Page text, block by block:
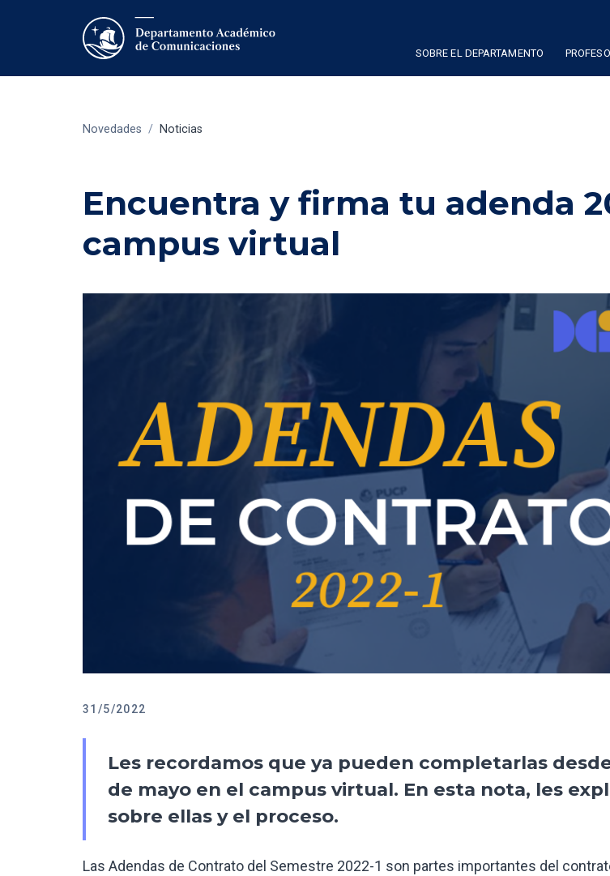
SOBRE EL DEPARTAMENTO
Novedades / Noticias
Encuentra y firma tu adenda
campus virtual
31/5/2022
Les recordamos que ya pueden completarlas
de mayo en el campus virtual. En esta nota, les
sobre ellas y el proceso.
Las Adendas de Contrato del Semestre 2022-1 son partes importantes del